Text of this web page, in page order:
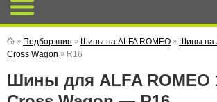
» Подбор шин » Шины на ALFA ROMEO » Шины на
Cross Wagon » R16
Шины для ALFA ROMEO 156